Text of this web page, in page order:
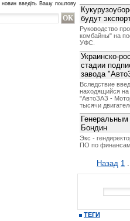
будут
Руководство
комбайны" на
УФС.
Украинско-
стадии
завода
Вследствие
находящийся на
"АвтоЗАЗ -
тысячи
Бондин
Экс -
ПО по финансам
Назад 1
ТЕГИ
новин введіть Вашу поштову